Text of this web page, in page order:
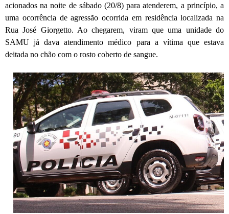
acionados na noite de sábado (20/8) para atenderem, a princípio, a
uma ocorrência de agressão ocorrida em residência localizada na
Rua José Giorgetto. Ao chegarem, viram que uma unidade do
SAMU já dava atendimento médico para a vítima que estava
deitada no chão com o rosto coberto de sangue.